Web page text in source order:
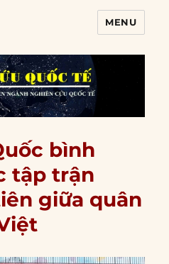
MENU
bình
tập trận
giữa quân